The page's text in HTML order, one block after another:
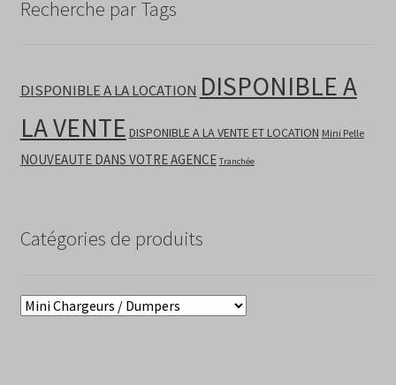
Recherche par Tags
DISPONIBLE A LA LOCATION DISPONIBLE A
LA VENTE DISPONIBLE A LA VENTE ET LOCATION Mini Pelle
NOUVEAUTE DANS VOTRE AGENCE Tranchée
Catégories de produits